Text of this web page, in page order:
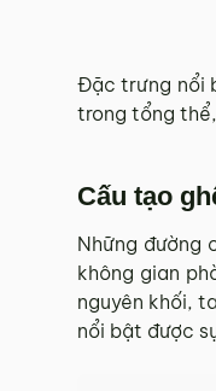
Đặc trưng nổi
trong tổng
Cấu tạo
Những đường
không gian
nguyên khối,
nổi bật được
Miễn phí giao
3.3. Chính
Phí giao hàng
Trong quá trình
4. Chính